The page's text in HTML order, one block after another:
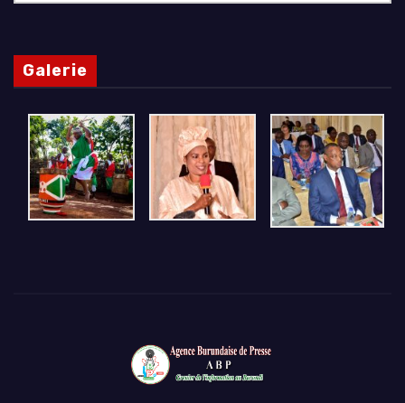
Galerie